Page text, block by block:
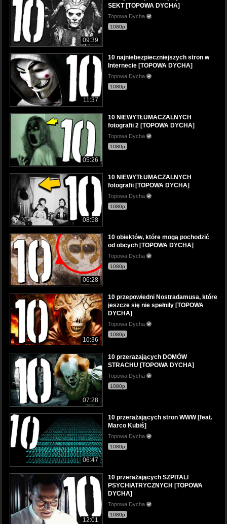
09:39
SEKT [TOPOWA DYCHA]
Topowa Dycha
1080p
11:37
10 najniebezpieczniejszych stron w
Internecie [TOPOWA DYCHA]
Topowa Dycha
1080p
05:26
10 NIEWYTŁUMACZALNYCH
fotografii 2 [TOPOWA DYCHA]
Topowa Dycha
1080p
08:58
10 NIEWYTŁUMACZALNYCH
fotografii [TOPOWA DYCHA]
Topowa Dycha
1080p
06:28
10 obiektów, które mogą pochodzić
od obcych [TOPOWA DYCHA]
Topowa Dycha
1080p
10:36
10 przepowiedni Nostradamusa, które
jeszcze się nie spełniły [TOPOWA
DYCHA]
Topowa Dycha
1080p
07:28
10 przerażających DOMÓW
STRACHU [TOPOWA DYCHA]
Topowa Dycha
1080p
06:47
10 przerażających stron WWW [feat.
Marco Kubiś]
Topowa Dycha
1080p
12:01
10 przerażających SZPITALI
PSYCHIATRYCZNYCH [TOPOWA
DYCHA]
Topowa Dycha
1080p